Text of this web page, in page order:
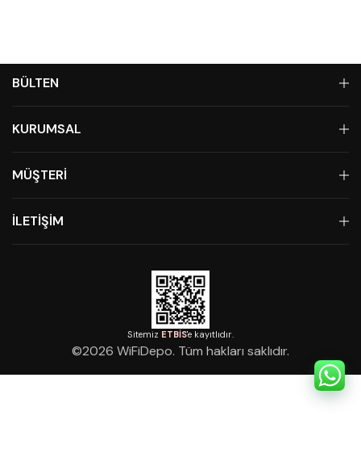
BÜLTEN
KURUMSAL
MÜŞTERİ
İLETİŞİM
Sitemiz ETBİS'e kayıtlıdır.
©2026 WiFiDepo. Tüm hakları saklıdır.